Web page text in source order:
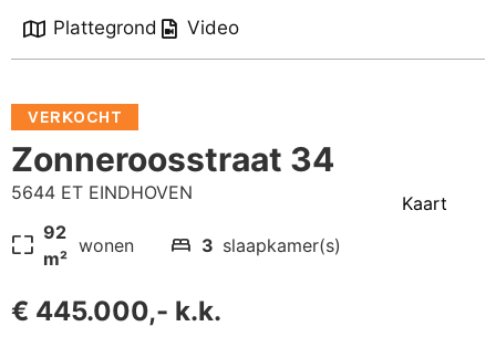
Plattegrond Video
VERKOCHT
Zonneroosstraat 34
5644 ET EINDHOVEN
pageless 92
m²
wonen bed 3 slaapkamer(s)
€ 445.000,- k.k.
Kaart